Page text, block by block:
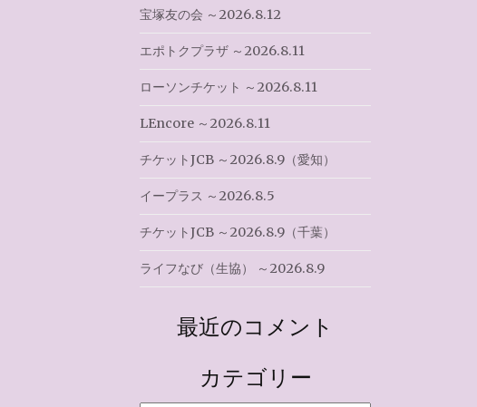
宝塚友の会 ～2026.8.12
エポトクプラザ ～2026.8.11
ローソンチケット ～2026.8.11
LEncore ～2026.8.11
チケットJCB ～2026.8.9（愛知）
イープラス ～2026.8.5
チケットJCB ～2026.8.9（千葉）
ライフなび（生協） ～2026.8.9
最近のコメント
カテゴリー